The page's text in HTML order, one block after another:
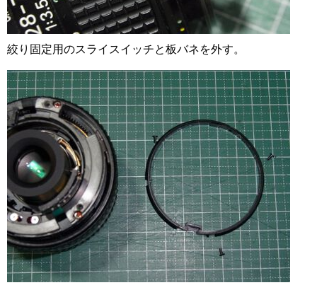
絞り固定用のスライスイッチと板バネを外す。